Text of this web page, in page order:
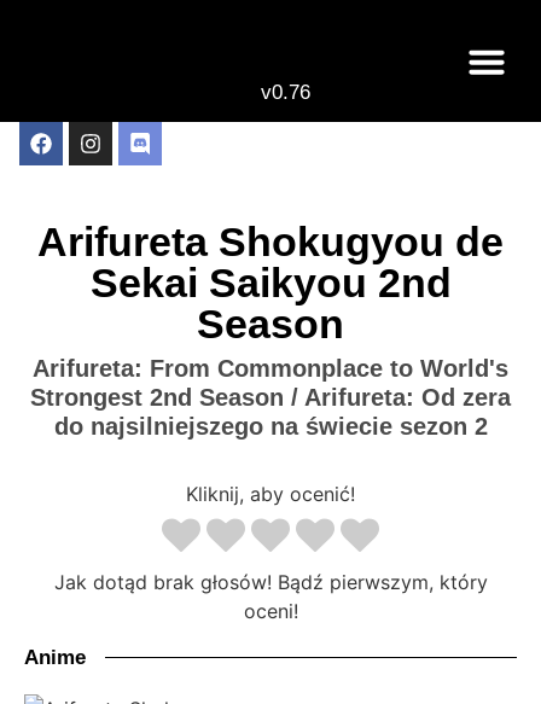
v0.76
Arifureta Shokugyou de
Sekai Saikyou 2nd
Season
Arifureta: From Commonplace to World's
Strongest 2nd Season / Arifureta: Od zera
do najsilniejszego na świecie sezon 2
Kliknij, aby ocenić!
Jak dotąd brak głosów! Bądź pierwszym, który
oceni!
Anime